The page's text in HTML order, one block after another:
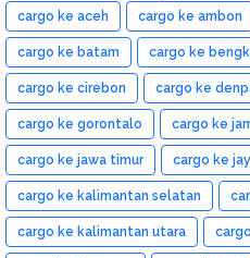
cargo ke aceh cargo ke ambon
cargo ke batam cargo ke
cargo ke cirebon cargo ke
cargo ke gorontalo cargo ke
cargo ke jawa timur cargo ke
cargo ke kalimantan selatan
cargo ke kalimantan utara